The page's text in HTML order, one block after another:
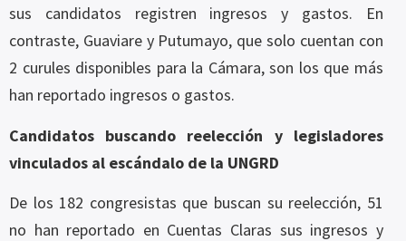
sus candidatos registren ingresos y gastos. En
contraste, Guaviare y Putumayo, que solo cuentan con
2 curules disponibles para la Cámara, son los que más
han reportado ingresos o gastos.
Candidatos buscando reelección y legisladores
vinculados al escándalo de la UNGRD
De los 182 congresistas que buscan su reelección, 51
no han reportado en Cuentas Claras sus ingresos y